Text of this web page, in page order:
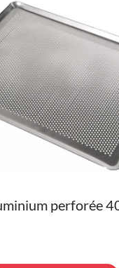
perforée